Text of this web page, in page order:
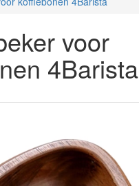
voor
4Barista